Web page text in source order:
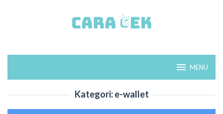
MENU
Kategori:e-wallet